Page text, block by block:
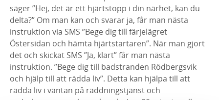
säger ”Hej, det är ett hjärtstopp i din närhet, kan du
delta?” Om man kan och svarar ja, får man nästa
instruktion via SMS ”Bege dig till färjelägret
Östersidan och hämta hjärtstartaren”. När man gjort
det och skickat SMS ”Ja, klart” får man nästa
instruktion. ”Bege dig till badstranden Rödbergsvik
och hjälp till att rädda liv”. Detta kan hjälpa till att
rädda liv i väntan på räddningstjänst och